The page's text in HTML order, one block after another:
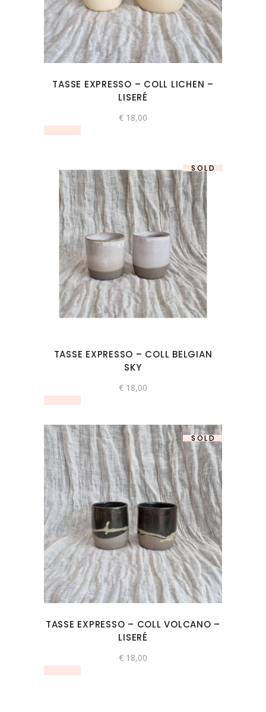
TASSE EXPRESSO – COLL LICHEN –
LISERÉ
€ 18,00
SOLD
TASSE EXPRESSO – COLL BELGIAN
SKY
€ 18,00
SOLD
TASSE EXPRESSO – COLL VOLCANO –
LISERÉ
€ 18,00